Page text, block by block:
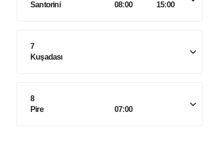
Santorini
08:00 15:00
7
Kuşadası
8
Pire
07:00